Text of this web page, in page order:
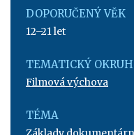
DOPORUČENÝ VĚK
12–21 let
TEMATICKÝ OKRUH
Filmová výchova
TÉMA